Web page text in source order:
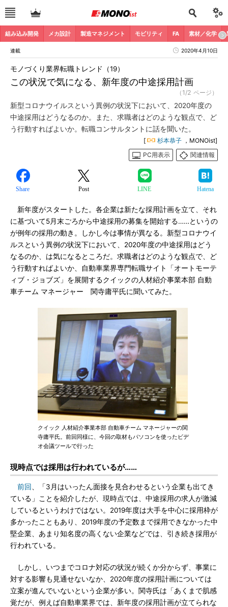
組み込み開発 メカ設計 製造マネジメント モビリティ FA 素材／化学
連載 2020年4月10日
この状況で気になる、新年度の中途採用計画
モノづくり業界転職トレンド（19）
（1/2 ページ）
新型コロナウイルスという異例の状況下において、2020年度の
中途採用はどうなるのか。また、求職者はどのような観点で、ど
う行動すればよいか。転職コンサルタントに話を聞いた。
[ 杉本恭子 ，MONOist]
PC用表示
関連情報
Share Post LINE Hatena
新年度がスタートした。各企業は新たな採用計画を立て、それ
に基づいて5月末ごろから中途採用の募集を開始する……というの
が例年の採用の動き。しかし今は事情が異なる。新型コロナウイ
ルスという異例の状況下において、2020年度の中途採用はどう
なるのか、は気になるところだ。求職者はどのような観点で、ど
う行動すればよいか、自動車業界専門転職サイト「オートモーテ
ィブ・ジョブズ」を展開するクイックの人材紹介事業本部 自動
車チーム マネージャー 関寺庸平氏に聞いてみた。
クイック 人材紹介事業本部 自動車チーム マネージャーの関
寺庸平氏。前回同様に、今回の取材もパソコンを使ったビデ
オ会議ツールで行った
現時点では採用は行われているが……
前回
、「3月はいったん面接を見合わせるという企業も出てき
ている」ことを紹介したが、現時点では、中途採用の求人が激減
しているというわけではない。2019年度は大手を中心に採用枠が
多かったこともあり、2019年度の予定数まで採用できなかった中
堅企業、あまり知名度の高くない企業などでは、引き続き採用が
行われている。
しかし、いつまでコロナ対応の状況が続くか分からず、事業に
対する影響も見通せないなか、2020年度の採用計画については
立案が進んでいないという企業が多い。関寺氏は「あくまで肌感
覚だが、例えば自動車業界では、新年度の採用計画が立てられな